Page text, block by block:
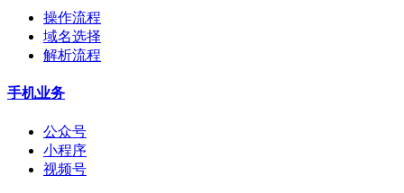
操作流程
域名选择
解析流程
手机业务
公众号
小程序
视频号